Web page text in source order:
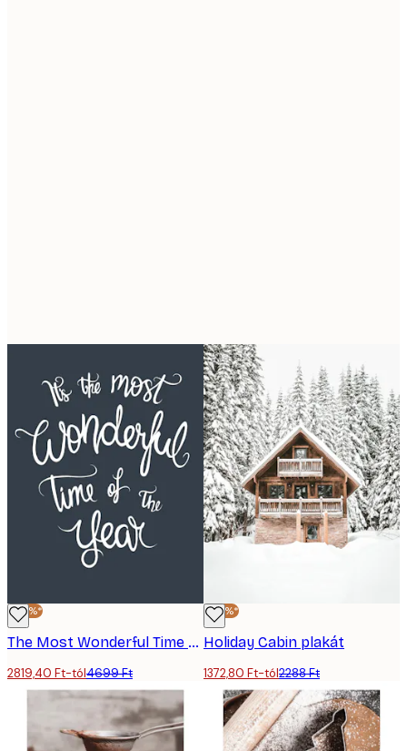
-40%*
The Most Wonderful Time poszter
2819,40 Ft-tól4699 Ft
-40%*
Holiday Cabin plakát
1372,80 Ft-tól2288 Ft